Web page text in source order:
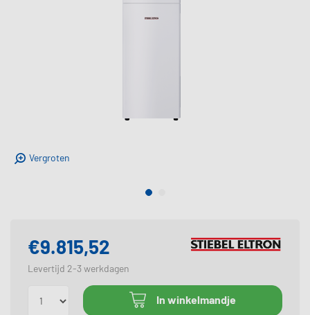
Vergroten
€9.815,52
Levertijd 2-3 werkdagen
In winkelmandje